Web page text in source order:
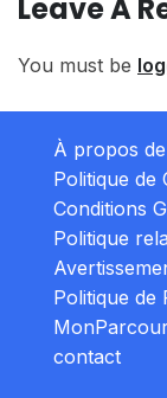
Leave A
You must be
À propos
Politique de
Conditions
Politique
Politique de
contact